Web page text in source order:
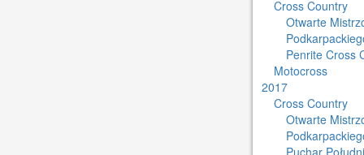
Cross Country
Otwarte
Penrite Cross
Motocross
2017
Cross Country
Otwarte
Puchar